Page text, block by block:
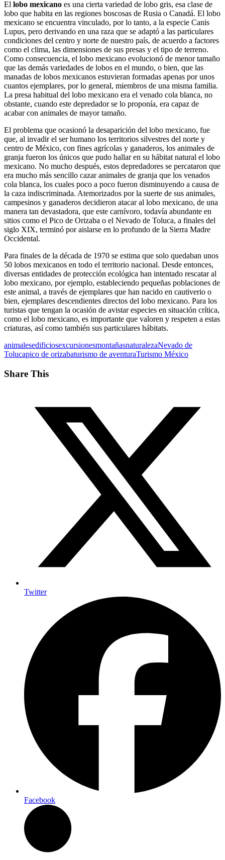
El lobo mexicano es una cierta variedad de lobo gris, esa clase de
lobo que habita en las regiones boscosas de Rusia o Canadá. El lobo
mexicano se encuentra vinculado, por lo tanto, a la especie Canis
Lupus, pero derivando en una raza que se adaptó a las particulares
condiciones del centro y norte de nuestro país, de acuerdo a factores
como el clima, las dimensiones de sus presas y el tipo de terreno.
Como consecuencia, el lobo mexicano evolucionó de menor tamaño
que las demás variedades de lobos en el mundo, o bien, que las
manadas de lobos mexicanos estuvieran formadas apenas por unos
cuantos ejemplares, por lo general, miembros de una misma familia.
La presa habitual del lobo mexicano era el venado cola blanca, no
obstante, cuando este depredador se lo proponía, era capaz de
acabar con animales de mayor tamaño.
El problema que ocasionó la desaparición del lobo mexicano, fue
que, al invadir el ser humano los territorios silvestres del norte y
centro de México, con fines agrícolas y ganaderos, los animales de
granja fueron los únicos que pudo hallar en su hábitat natural el lobo
mexicano. No mucho después, estos depredadores se percataron que
era mucho más sencillo cazar animales de granja que los venados
cola blanca, los cuales poco a poco fueron disminuyendo a causa de
la caza indiscriminada. Atemorizados por la suerte de sus animales,
campesinos y ganaderos decidieron atacar al lobo mexicano, de una
manera tan devastadora, que este carnívoro, todavía abundante en
sitios como el Pico de Orizaba o el Nevado de Toluca, a finales del
siglo XIX, terminó por aislarse en lo profundo de la Sierra Madre
Occidental.
Para finales de la década de 1970 se estima que solo quedaban unos
50 lobos mexicanos en todo el territorio nacional. Desde entonces,
diversas entidades de protección ecológica han intentado rescatar al
lobo mexicano, por ejemplo, estableciendo pequeñas poblaciones de
este animal, a través de ejemplares que han nacido en cautiverio o
bien, ejemplares descendientes directos del lobo mexicano. Para los
turistas que tengan la ocasión de avistar especies en situación crítica,
como el lobo mexicano, es importante que valoren y respeten a estas
criaturas, así como también sus particulares hábitats.
animalesedificiosexcursionesmontañasnaturalezaNevado de
Tolucapico de orizabaturismo de aventuraTurismo México
Share This
Twitter
Facebook